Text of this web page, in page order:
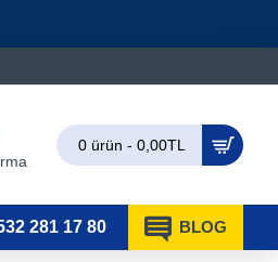
0 ürün - 0,00TL
281 17 80 BLOG